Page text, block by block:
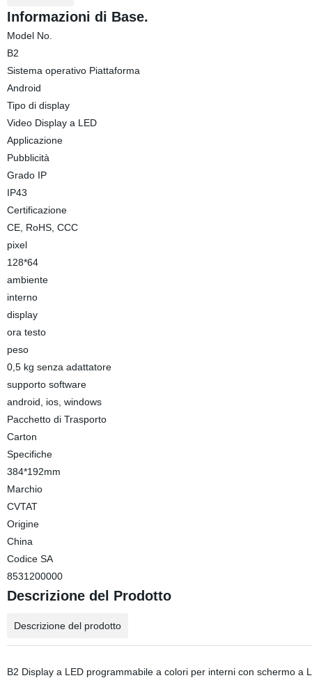
Informazioni di Base.
Model No.
B2
Sistema operativo Piattaforma
Android
Tipo di display
Video Display a LED
Applicazione
Pubblicità
Grado IP
IP43
Certificazione
CE, RoHS, CCC
pixel
128*64
ambiente
interno
display
ora testo
peso
0,5 kg senza adattatore
supporto software
android, ios, windows
Pacchetto di Trasporto
Carton
Specifiche
384*192mm
Marchio
CVTAT
Origine
China
Codice SA
8531200000
Descrizione del Prodotto
Descrizione del prodotto
B2 Display a LED programmabile a colori per interni con schermo a